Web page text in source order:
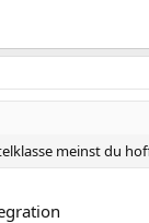
meinst du